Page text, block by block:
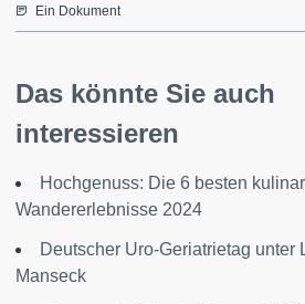
Ein Dokument
Das könnte Sie auch
interessieren
Hochgenuss: Die 6 besten
Wandererlebnisse 2024
Deutscher Uro-Geriatrietag unter
Manseck